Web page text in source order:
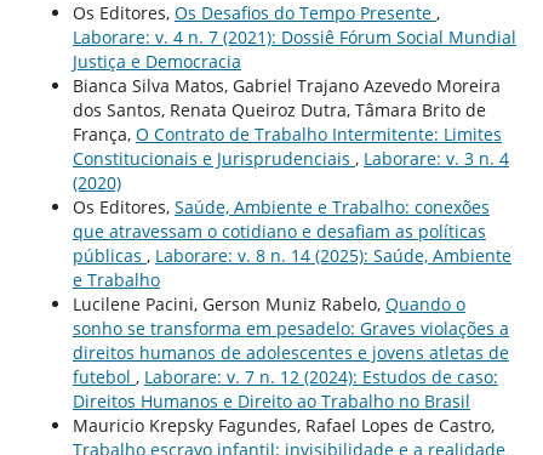
Os Editores, Os Desafios do Tempo Presente ,
Laborare: v. 4 n. 7 (2021): Dossiê Fórum Social Mundial
Justiça e Democracia
Bianca Silva Matos, Gabriel Trajano Azevedo Moreira
dos Santos, Renata Queiroz Dutra, Tâmara Brito de
França, O Contrato de Trabalho Intermitente: Limites
Constitucionais e Jurisprudenciais , Laborare: v. 3 n. 4
(2020)
Os Editores, Saúde, Ambiente e Trabalho: conexões
que atravessam o cotidiano e desafiam as políticas
públicas , Laborare: v. 8 n. 14 (2025): Saúde, Ambiente
e Trabalho
Lucilene Pacini, Gerson Muniz Rabelo, Quando o
sonho se transforma em pesadelo: Graves violações a
direitos humanos de adolescentes e jovens atletas de
futebol , Laborare: v. 7 n. 12 (2024): Estudos de caso:
Direitos Humanos e Direito ao Trabalho no Brasil
Mauricio Krepsky Fagundes, Rafael Lopes de Castro,
Trabalho escravo infantil: invisibilidade e a realidade